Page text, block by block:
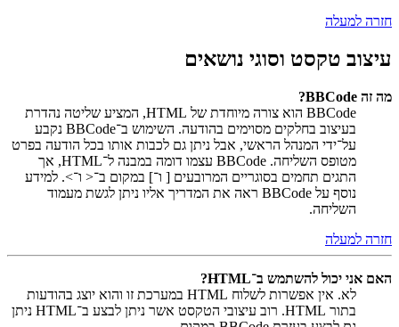
חזרה למעלה
עיצוב טקסט וסוגי נושאים
מה זה BBCode?
BBCode הוא צורה מיוחדת של HTML, המציע שליטה נהדרת
בעיצוב בחלקים מסוימים בהודעה. השימוש ב־BBCode נקבע
על־ידי המנהל הראשי, אבל ניתן גם לכבות אותו בכל הודעה בפרט
מטופס השליחה. BBCode עצמו דומה במבנה ל־HTML, אך
התגים תחמים בסוגריים המרובעים [ ו־] במקום ב־< ו־>. למידע
נוסף על BBCode ראה את המדריך אליו ניתן לגשת מעמוד
השליחה.
חזרה למעלה
האם אני יכול להשתמש ב־HTML?
לא. אין אפשרות לשלוח HTML במערכת זו והוא יוצג בהודעות
בתור HTML. רוב עיצובי הטקסט אשר ניתן לבצע ב־HTML ניתן